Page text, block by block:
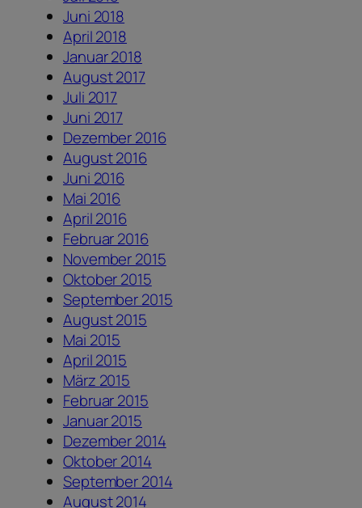
Juni 2018
April 2018
Januar 2018
August 2017
Juli 2017
Juni 2017
Dezember 2016
August 2016
Juni 2016
Mai 2016
April 2016
Februar 2016
November 2015
Oktober 2015
September 2015
August 2015
Mai 2015
April 2015
März 2015
Februar 2015
Januar 2015
Dezember 2014
Oktober 2014
September 2014
August 2014